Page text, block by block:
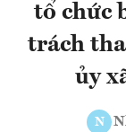
tổ chức
trách
ủy
N